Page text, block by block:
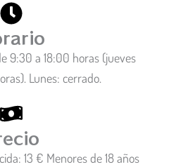
9:30 a 18:00 horas (jueves
Lunes: cerrado.
13 € Menores de 18 años